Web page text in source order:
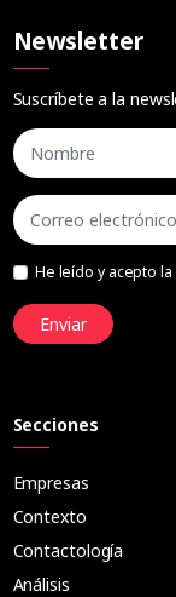
Newsletter
Suscríbete a la
He leído y acepto la
Enviar
Secciones
Empresas
Contexto
Contactología
Análisis